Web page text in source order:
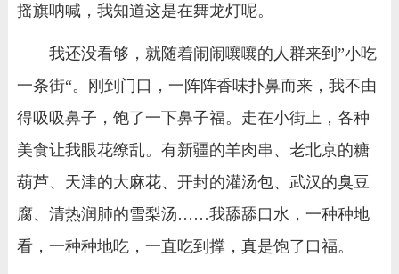
摇旗呐喊，我知道这是在舞龙灯呢。
我还没看够，就随着闹闹嚷嚷的人群来到”小吃
一条街“。刚到门口，一阵阵香味扑鼻而来，我不由
得吸吸鼻子，饱了一下鼻子福。走在小街上，各种
美食让我眼花缭乱。有新疆的羊肉串、老北京的糖
葫芦、天津的大麻花、开封的灌汤包、武汉的臭豆
腐、清热润肺的雪梨汤……我舔舔口水，一种种地
看，一种种地吃，一直吃到撑，真是饱了口福。